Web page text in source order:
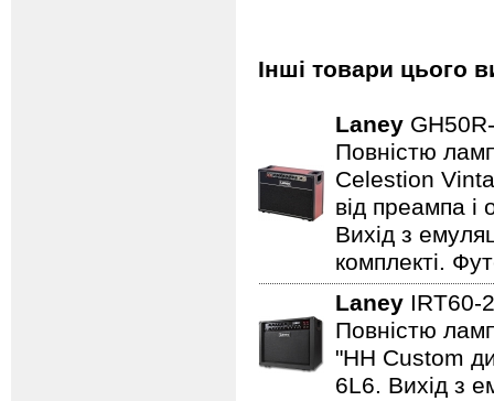
Інші товари цього
Laney
Повністю
Celestion
від преампа
Вихід з
комплекті.
Laney IRT60-
Повністю
"HH Custom
6L6. Вихід з